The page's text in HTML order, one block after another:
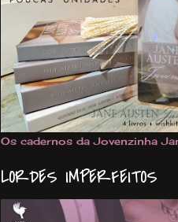
Os cadernos da Jovenzinha
LORDES IMPERFEITOS